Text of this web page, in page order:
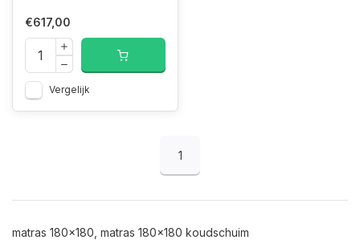
€617,00
Vergelijk
1
matras 180x180, matras 180x180 koudschuim